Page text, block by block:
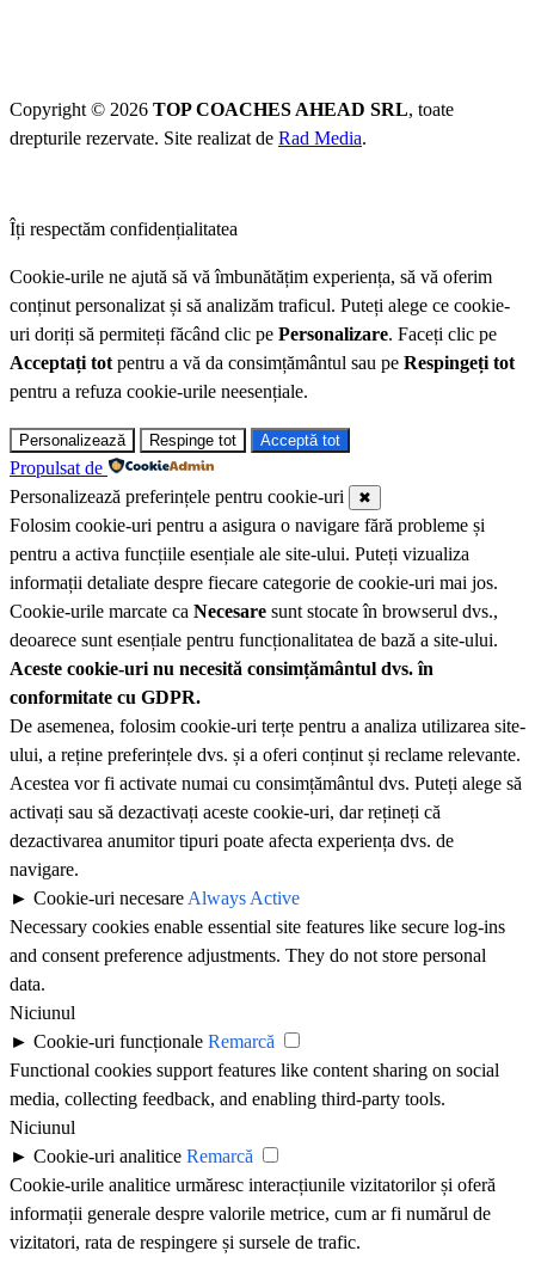
Copyright © 2026 TOP COACHES AHEAD SRL, toate
drepturile rezervate. Site realizat de Rad Media.
Îți respectăm confidențialitatea
Cookie-urile ne ajută să vă îmbunătățim experiența, să vă oferim
conținut personalizat și să analizăm traficul. Puteți alege ce cookie-
uri doriți să permiteți făcând clic pe Personalizare. Faceți clic pe
Acceptați tot pentru a vă da consimțământul sau pe Respingeți tot
pentru a refuza cookie-urile neesențiale.
Personalizează Respinge tot Acceptă tot
Propulsat de
Personalizează preferințele pentru cookie-uri
✖
Folosim cookie-uri pentru a asigura o navigare fără probleme și
pentru a activa funcțiile esențiale ale site-ului. Puteți vizualiza
informații detaliate despre fiecare categorie de cookie-uri mai jos.
Cookie-urile marcate ca Necesare sunt stocate în browserul dvs.,
deoarece sunt esențiale pentru funcționalitatea de bază a site-ului.
Aceste cookie-uri nu necesită consimțământul dvs. în
conformitate cu GDPR.
De asemenea, folosim cookie-uri terțe pentru a analiza utilizarea site-
ului, a reține preferințele dvs. și a oferi conținut și reclame relevante.
Acestea vor fi activate numai cu consimțământul dvs. Puteți alege să
activați sau să dezactivați aceste cookie-uri, dar rețineți că
dezactivarea anumitor tipuri poate afecta experiența dvs. de
navigare.
► Cookie-uri necesare Always Active
Necessary cookies enable essential site features like secure log-ins
and consent preference adjustments. They do not store personal
data.
Niciunul
► Cookie-uri funcționale Remarcă
Functional cookies support features like content sharing on social
media, collecting feedback, and enabling third-party tools.
Niciunul
► Cookie-uri analitice Remarcă
Cookie-urile analitice urmăresc interacțiunile vizitatorilor și oferă
informații generale despre valorile metrice, cum ar fi numărul de
vizitatori, rata de respingere și sursele de trafic.